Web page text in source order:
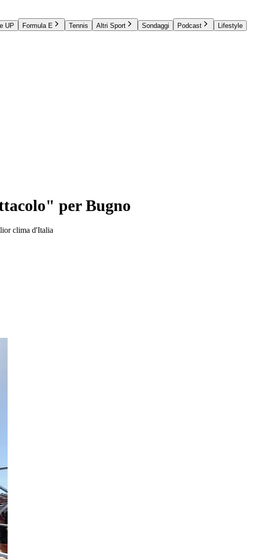
UP Formula E Tennis Altri Sport Sondaggi Podcast
Lifestyle
per Bugno
clima d'Italia